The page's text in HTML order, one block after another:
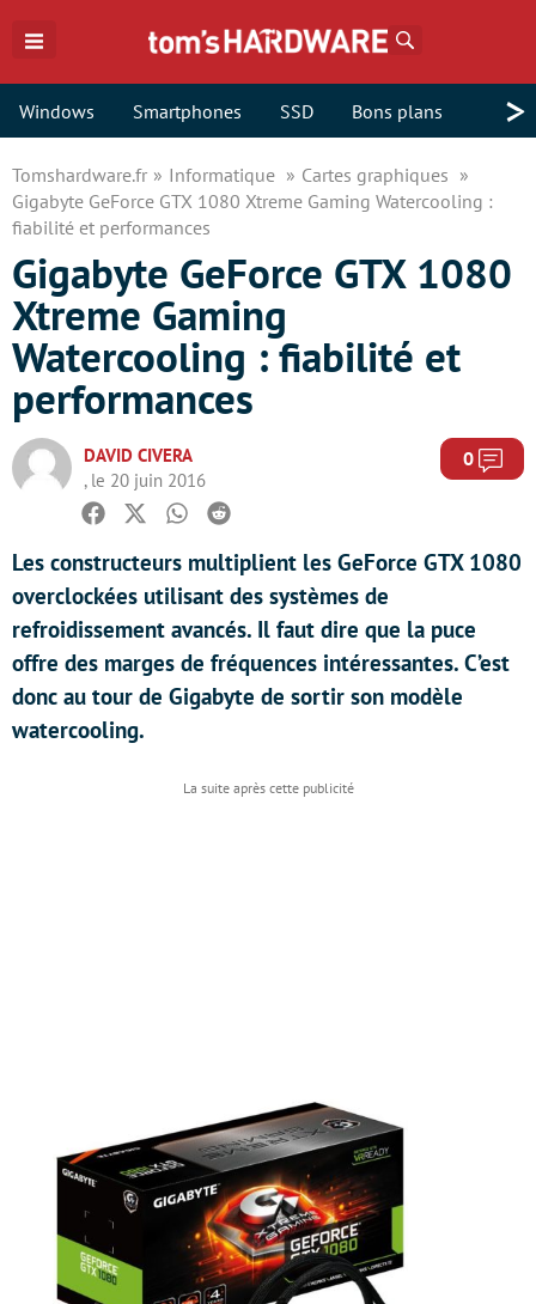
Windows Smartphones SSD Bons plans >
Tomshardware.fr Informatique
Cartes graphiques
Gigabyte GeForce GTX 1080 Xtreme Gaming Watercooling :
fiabilité et performances
Gigabyte GeForce GTX 1080
Xtreme Gaming
Watercooling : fiabilité et
performances
DAVID CIVERA
, le 20 juin 2016
0
Facebook
TwitterWhatsapp
Reddit
Les constructeurs multiplient les GeForce GTX 1080
overclockées utilisant des systèmes de
refroidissement avancés. Il faut dire que la puce
offre des marges de fréquences intéressantes. C’est
donc au tour de Gigabyte de sortir son modèle
watercooling.